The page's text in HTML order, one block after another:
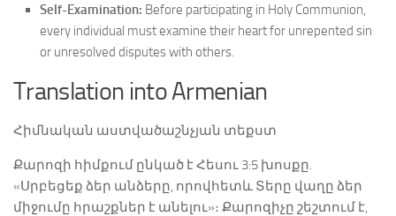
Self-Examination: Before participating in Holy Communion,
every individual must examine their heart for unrepented sin
or unresolved disputes with others.
Translation into Armenian
Հիմնական աստվածաշնչյան տեքստ
Քարոզի հիմքում ընկած է Հեսու 3:5 խոսքը.
«Սրբեցեք ձեր անձերը, որովհետև Տերը վաղը ձեր
միջումը հրաշքներ է անելու»։ Քարոզիչը շեշտում է,